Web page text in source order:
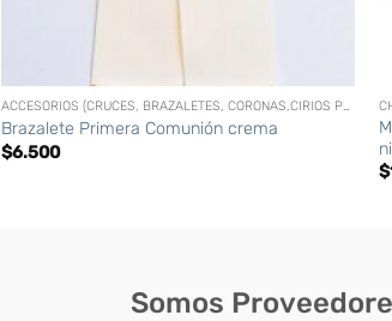
ACCESORIOS (CRUCES, BRAZALETES, CORONAS,CIRIOS PERSONALIZADOS, ETC)
Brazalete Primera Comunión crema
$6.500
$
Somos